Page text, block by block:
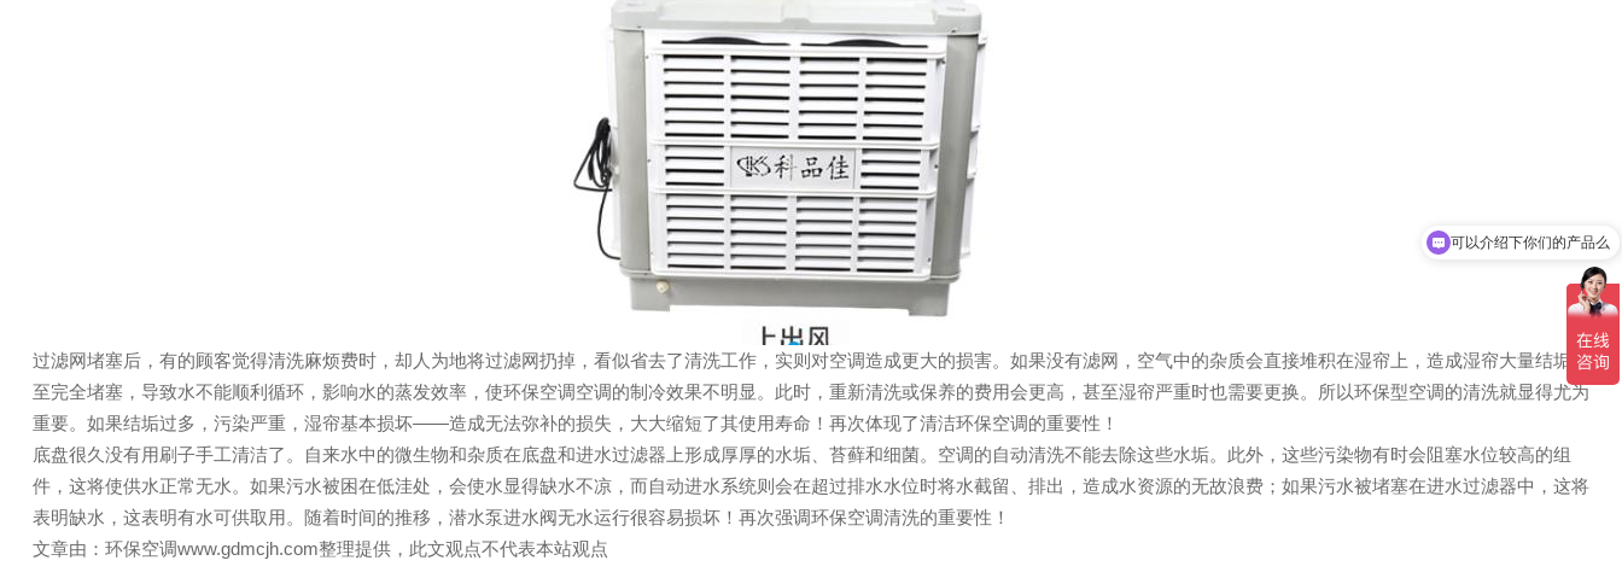
过滤网堵塞后，有的顾客觉得清洗麻烦费时，却人为地将过滤网扔掉，看似省去了清洗工作，实则对空调造成更大的损害。如果没有滤网，空气中的杂质会直接堆积在湿帘上，造成湿帘大量结垢甚
至完全堵塞，导致水不能顺利循环，影响水的蒸发效率，使环保空调空调的制冷效果不明显。此时，重新清洗或保养的费用会更高，甚至湿帘严重时也需要更换。所以环保型空调的清洗就显得尤为
重要。如果结垢过多，污染严重，湿帘基本损坏——造成无法弥补的损失，大大缩短了其使用寿命！再次体现了清洁环保空调的重要性！
底盘很久没有用刷子手工清洁了。自来水中的微生物和杂质在底盘和进水过滤器上形成厚厚的水垢、苔藓和细菌。空调的自动清洗不能去除这些水垢。此外，这些污染物有时会阻塞水位较高的组
件，这将使供水正常无水。如果污水被困在低洼处，会使水显得缺水不凉，而自动进水系统则会在超过排水水位时将水截留、排出，造成水资源的无故浪费；如果污水被堵塞在进水过滤器中，这将
表明缺水，这表明有水可供取用。随着时间的推移，潜水泵进水阀无水运行很容易损坏！再次强调环保空调清洗的重要性！
文章由：环保空调www.gdmcjh.com整理提供，此文观点不代表本站观点
你们是怎么收费的呢